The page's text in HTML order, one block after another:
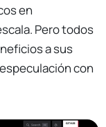
en
Pero todos
a sus
con